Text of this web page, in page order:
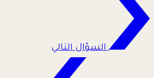
السؤال التالي